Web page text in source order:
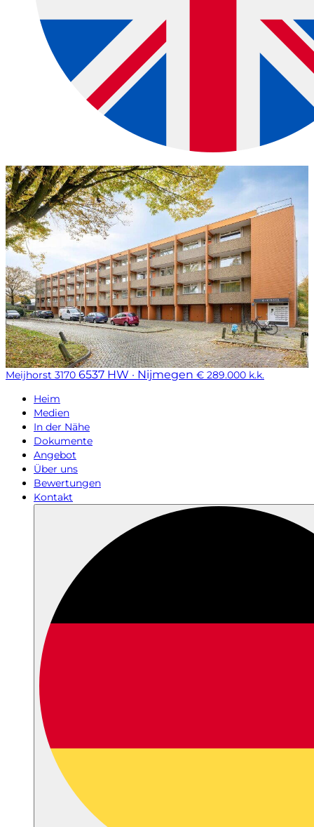
Meijhorst 3170 6537 HW · Nijmegen € 289.000 k.k.
Heim
Medien
In der Nähe
Dokumente
Angebot
Über uns
Bewertungen
Kontakt